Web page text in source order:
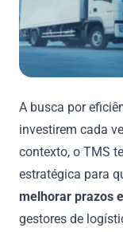
A busca por
investirem cada
contexto, o TMS
estratégica para
melhorar prazos
gestores de